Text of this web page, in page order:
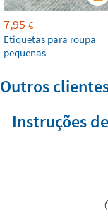
7,95 €
Etiquetas para roupa
pequenas
Outros
Instruções